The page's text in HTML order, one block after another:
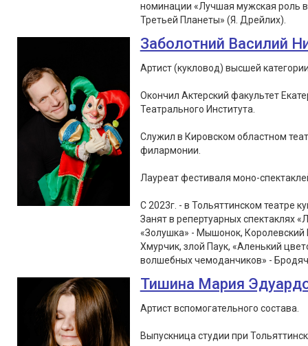
номинации «Лучшая мужская роль в
Третьей Планеты» (Я. Дрейлих).
Заболотний Василий
Артист (кукловод) высшей
Окончил Актерский факультет
Театрального Института.
Служил в Кировском областном
филармонии.
Лауреат фестиваля моно-
С 2023г. - в Тольяттинском театре
Занят в репертуарных спектаклях
«Золушка» - Мышонок,
Хмурчик, злой Паук, «Аленький
волшебных чемоданчиков» -
Тишина Мария
Артист вспомогательного состава.
Выпускница студии при